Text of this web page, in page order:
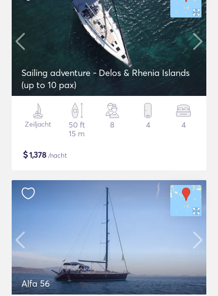
Sailing adventure - Delos & Rhenia Islands
(up to 10 pax)
Zeiljacht
50 ft
15 m
8 4 4
$1,378 /nacht
Alfa 56